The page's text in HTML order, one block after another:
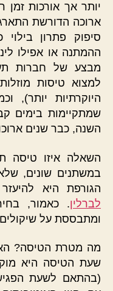
יותר אך אורכות זמן
ארוכה הדורשת
סיפוק פתרון
ההמתנה או אפילו
מבצע של חברות
למצוא טיסות
היוקרתיות יותר),
שמתקיימות בימים
השנה, כבר שנים
השאלה איזו טיסה
במשתנים שונים,
הגורפת היא
לברלין. כאמור,
ומתבססת על שיקולים
מה מטרת הטיסה?
שעת הטיסה היא
(בהתאם לשעת